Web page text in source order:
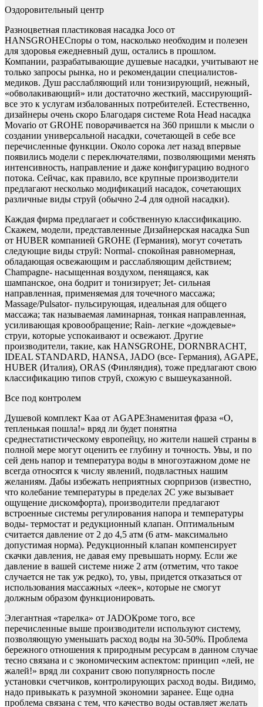
Оздоровительный центр
Разноцветная пластиковая насадка Joсo от
HANSGROHEСпоры о том, насколько необходим и полезен
для здоровья ежедневный душ, остались в прошлом.
Компании, разрабатывающие душевые насадки, учитывают не
только запросы рынка, но и рекомендации специалистов-
медиков. Душ расслабляющий или тонизирующий, нежный,
«обволакивающий» или достаточно жесткий, массирующий-
все это к услугам избалованных потребителей. Естественно,
дизайнеры очень скоро Благодаря системе Rota Head насадка
Movario от GROHE поворачивается на 360 пришли к мысли о
создании универсальной насадки, сочетающей в себе все
перечисленные функции. Около сорока лет назад впервые
появились модели с переключателями, позволяющими менять
интенсивность, направление и даже конфигурацию водного
потока. Сейчас, как правило, все крупные производители
предлагают несколько модификаций насадок, сочетающих
различные виды струй (обычно 2-4 для одной насадки).
Каждая фирма предлагает и собственную классификацию.
Скажем, модели, представленные Дизайнерская насадка Sun
от HUBER компанией GROHE (Германия), могут сочетать
следующие виды струй: Normal- спокойная равномерная,
обладающая освежающим и расслабляющим действием;
Champagne- насыщенная воздухом, пенящаяся, как
шампанское, она бодрит и тонизирует; Jet- сильная
направленная, применяемая для точечного массажа;
Massage/Pulsator- пульсирующая, идеальная для общего
массажа; так называемая ламинарная, тонкая направленная,
усиливающая кровообращение; Rain- легкие «дождевые»
струи, которые успокаивают и освежают. Другие
производители, такие, как HANSGROHE, DORNBRACHT,
IDEAL STANDARD, HANSA, JADO (все- Германия), AGAPE,
HUBER (Италия), ORAS (Финляндия), тоже предлагают свою
классификацию типов струй, схожую с вышеуказанной.
Все под контролем
Душевой комплект Kaa от AGAPEЗнаменитая фраза «О,
тепленькая пошла!» вряд ли будет понятна
среднестатистическому европейцу, но жители нашей страны в
полной мере могут оценить ее глубину и точность. Увы, и по
сей день напор и температура воды в многоэтажном доме не
всегда относятся к числу явлений, подвластных нашим
желаниям. Дабы избежать неприятных сюрпризов (известно,
что колебание температуры в пределах 2С уже вызывает
ощущение дискомфорта), производители предлагают
встроенные системы регулирования напора и температуры
воды- термостат и редукционный клапан. Оптимальным
считается давление от 2 до 4,5 атм (6 атм- максимально
допустимая норма). Редукционный клапан компенсирует
скачки давления, не давая ему превышать норму. Если же
давление в вашей системе ниже 2 атм (отметим, что такое
случается не так уж редко), то, увы, придется отказаться от
использования массажных «леек», которые не смогут
должным образом функционировать.
Элегантная «тарелка» от JADOКроме того, все
перечисленные выше производители используют систему,
позволяющую уменьшать расход воды на 30-50%. Проблема
бережного отношения к природным ресурсам в данном случае
тесно связана и с экономическим аспектом: принцип «лей, не
жалей!» вряд ли сохранит свою популярность после
установки счетчиков, контролирующих расход воды. Видимо,
надо привыкать к разумной экономии заранее. Еще одна
проблема связана с тем, что качество воды оставляет желать